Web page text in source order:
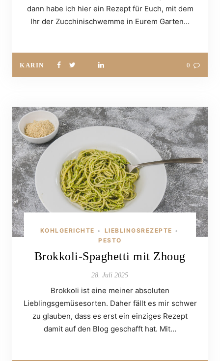
dann habe ich hier ein Rezept für Euch, mit dem
Ihr der Zucchinischwemme in Eurem Garten…
KARIN 0
KOHLGERICHTE • LIEBLINGSREZEPTE •
PESTO
Brokkoli-Spaghetti mit Zhoug
28. Juli 2025
Brokkoli ist eine meiner absoluten
Lieblingsgemüsesorten. Daher fällt es mir schwer
zu glauben, dass es erst ein einziges Rezept
damit auf den Blog geschafft hat. Mit…